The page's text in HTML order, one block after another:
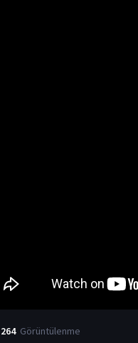
264 Görüntülenme